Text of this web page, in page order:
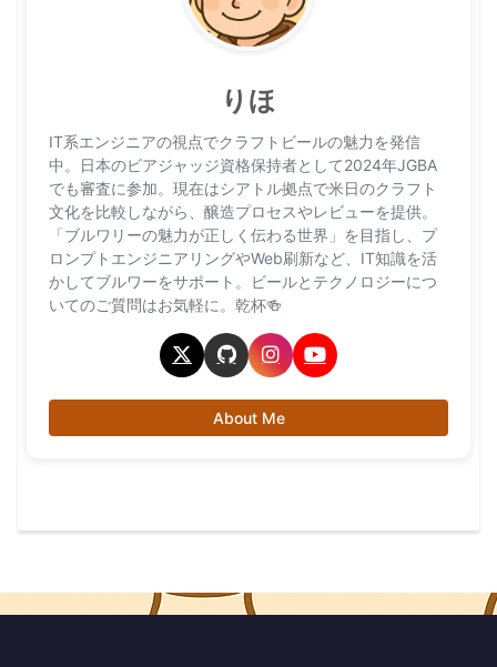
りほ
IT系エンジニアの視点でクラフトビールの魅力を発信
中。日本のビアジャッジ資格保持者として2024年JGBA
でも審査に参加。現在はシアトル拠点で米日のクラフト
文化を比較しながら、醸造プロセスやレビューを提供。
「ブルワリーの魅力が正しく伝わる世界」を目指し、プ
ロンプトエンジニアリングやWeb刷新など、IT知識を活
かしてブルワーをサポート。ビールとテクノロジーにつ
いてのご質問はお気軽に。乾杯🍻
About Me